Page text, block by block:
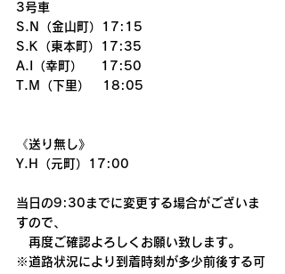
3号車
S.N（金山町）17:15
S.K（東本町）17:35
A.I（幸町）    17:50
T.M（下里）　18:05
《送り無し》
Y.H（元町）17:00
当日の9:30までに変更する場合がございま
すので、
再度ご確認よろしくお願い致します。
※道路状況により到着時刻が多少前後する可